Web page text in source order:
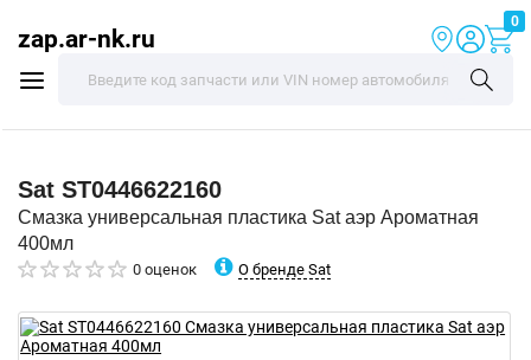
zap.ar-nk.ru
0
Sat ST0446622160
Смазка универсальная пластика Sat аэр Ароматная
400мл
0 оценок О бренде Sat